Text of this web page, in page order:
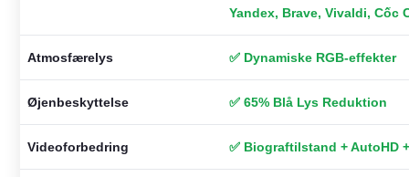
Yandex, Brave, Vivaldi, Cốc
Atmosfærelys ✅ Dynamiske RGB-effekter
Øjenbeskyttelse ✅ 65% Blå Lys Reduktion
Videoforbedring ✅ Biograftilstand + AutoHD